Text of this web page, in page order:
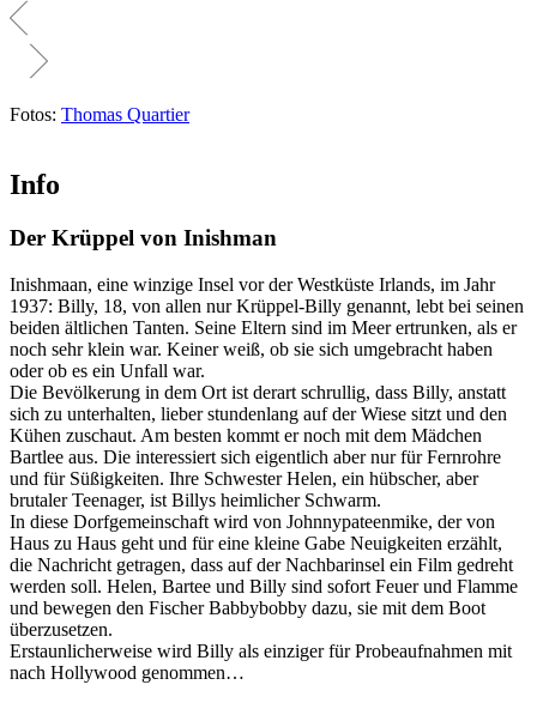
Fotos: Thomas Quartier
Info
Der Krüppel von Inishman
Inishmaan, eine winzige Insel vor der Westküste Irlands, im Jahr
1937: Billy, 18, von allen nur Krüppel-Billy genannt, lebt bei seinen
beiden ältlichen Tanten. Seine Eltern sind im Meer ertrunken, als er
noch sehr klein war. Keiner weiß, ob sie sich umgebracht haben
oder ob es ein Unfall war.
Die Bevölkerung in dem Ort ist derart schrullig, dass Billy, anstatt
sich zu unterhalten, lieber stundenlang auf der Wiese sitzt und den
Kühen zuschaut. Am besten kommt er noch mit dem Mädchen
Bartlee aus. Die interessiert sich eigentlich aber nur für Fernrohre
und für Süßigkeiten. Ihre Schwester Helen, ein hübscher, aber
brutaler Teenager, ist Billys heimlicher Schwarm.
In diese Dorfgemeinschaft wird von Johnnypateenmike, der von
Haus zu Haus geht und für eine kleine Gabe Neuigkeiten erzählt,
die Nachricht getragen, dass auf der Nachbarinsel ein Film gedreht
werden soll. Helen, Bartee und Billy sind sofort Feuer und Flamme
und bewegen den Fischer Babbybobby dazu, sie mit dem Boot
überzusetzen.
Erstaunlicherweise wird Billy als einziger für Probeaufnahmen mit
nach Hollywood genommen…